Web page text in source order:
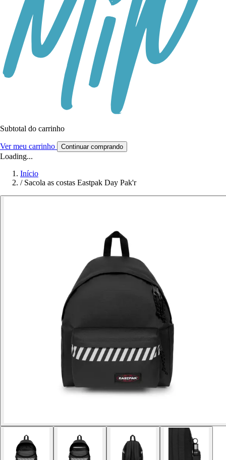
Subtotal do carrinho
Ver meu carrinho Continuar comprando
Loading...
Início
/ Sacola as costas Eastpak Day Pak'r